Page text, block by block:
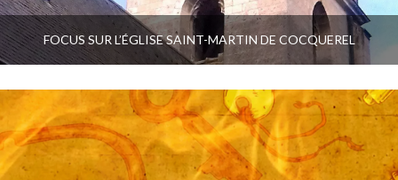
FOCUS SUR L’ÉGLISE SAINT-MARTIN DE COCQUEREL